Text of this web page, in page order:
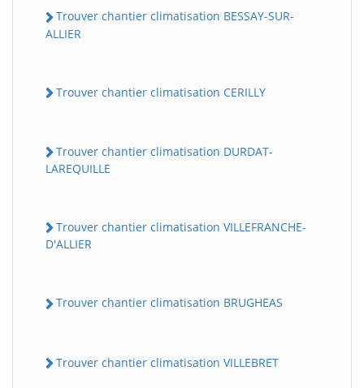
Trouver chantier climatisation BESSAY-SUR-
ALLIER
Trouver chantier climatisation CERILLY
Trouver chantier climatisation DURDAT-
LAREQUILLE
Trouver chantier climatisation VILLEFRANCHE-
D'ALLIER
Trouver chantier climatisation BRUGHEAS
Trouver chantier climatisation VILLEBRET